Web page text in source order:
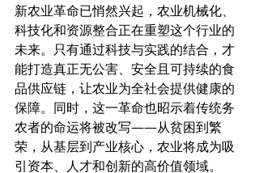
新农业革命已悄然兴起，农业机械化、
科技化和资源整合正在重塑这个行业的
未来。只有通过科技与实践的结合，才
能打造真正无公害、安全且可持续的食
品供应链，让农业为全社会提供健康的
保障。同时，这一革命也昭示着传统务
农者的命运将被改写——从贫困到繁
荣，从基层到产业核心，农业将成为吸
引资本、人才和创新的高价值领域。